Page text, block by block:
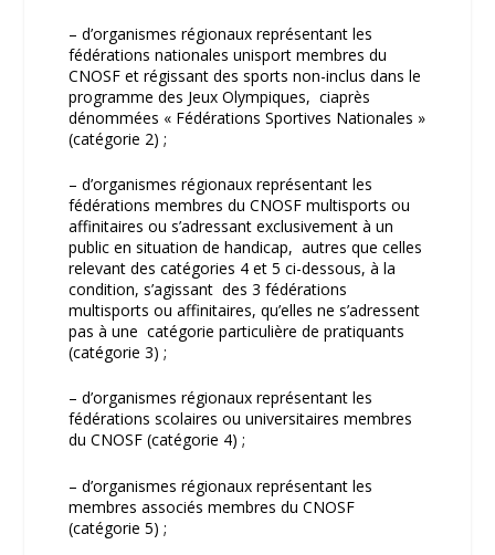
– d’organismes régionaux représentant les
fédérations nationales unisport membres du
CNOSF et régissant des sports non-inclus dans le
programme des Jeux Olympiques, ciaprès
dénommées « Fédérations Sportives Nationales »
(catégorie 2) ;
– d’organismes régionaux représentant les
fédérations membres du CNOSF multisports ou
affinitaires ou s’adressant exclusivement à un
public en situation de handicap, autres que celles
relevant des catégories 4 et 5 ci-dessous, à la
condition, s’agissant des 3 fédérations
multisports ou affinitaires, qu’elles ne s’adressent
pas à une catégorie particulière de pratiquants
(catégorie 3) ;
– d’organismes régionaux représentant les
fédérations scolaires ou universitaires membres
du CNOSF (catégorie 4) ;
– d’organismes régionaux représentant les
membres associés membres du CNOSF
(catégorie 5) ;